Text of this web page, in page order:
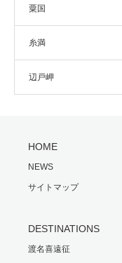
粟国
糸満
辺戸岬
HOME
NEWS
サイトマップ
DESTINATIONS
渡名喜遠征